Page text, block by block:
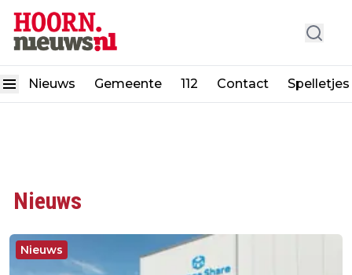
Nieuws Gemeente 112 Contact Spelletjes
Nieuws
Nieuws